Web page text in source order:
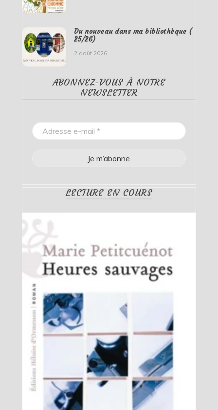
Du nouveau dans ma bibliothèque (
25/26)
2 août 2026
ABONNEZ-VOUS À NOTRE
NEWSLETTER
LECTURE EN COURS